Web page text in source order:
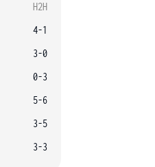
H2H
4-1
3-0
0-3
5-6
3-5
3-3